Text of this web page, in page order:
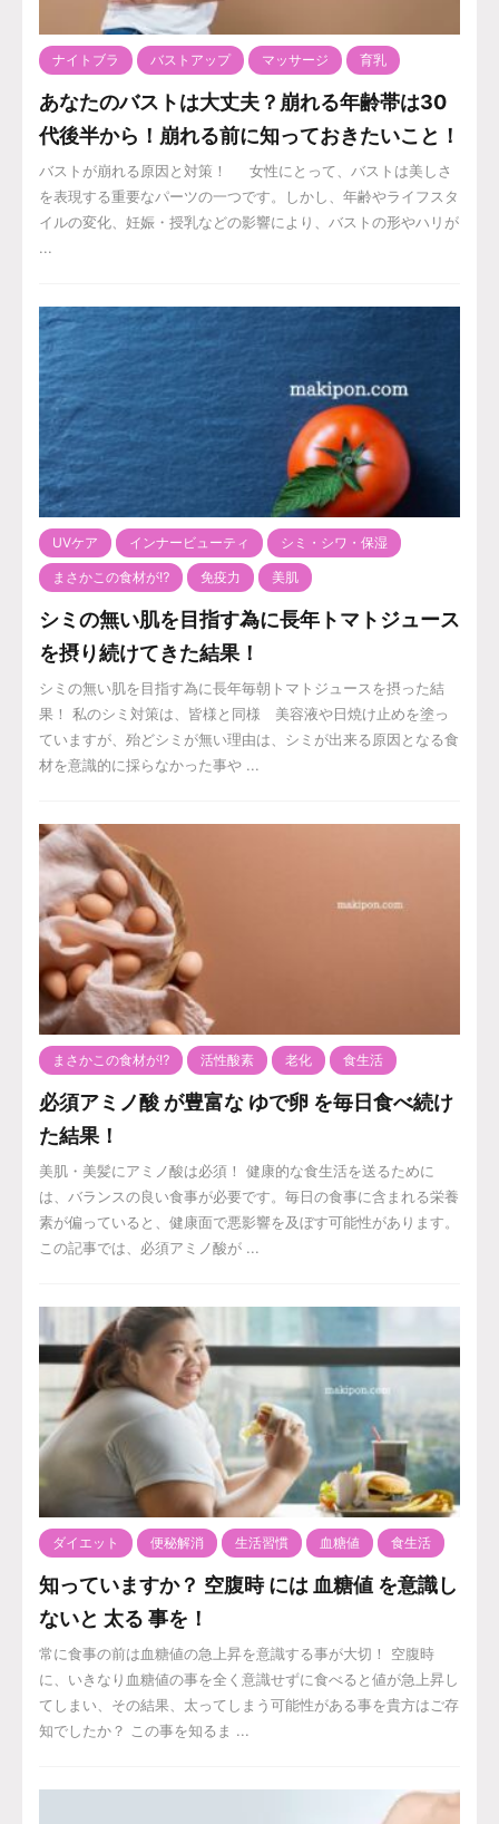
ナイトブラ バストアップ マッサージ 育乳
あなたのバストは大丈夫？崩れる年齢帯は30
代後半から！崩れる前に知っておきたいこと！
バストが崩れる原因と対策！ 女性にとって、バストは美しさ
を表現する重要なパーツの一つです。しかし、年齢やライフスタ
イルの変化、妊娠・授乳などの影響により、バストの形やハリが
...
UVケア インナービューティ シミ・シワ・保湿
まさかこの食材が⁉️ 免疫力 美肌
シミの無い肌を目指す為に長年トマトジュース
を摂り続けてきた結果！
シミの無い肌を目指す為に長年毎朝トマトジュースを摂った結
果！ 私のシミ対策は、皆様と同様 美容液や日焼け止めを塗っ
ていますが、殆どシミが無い理由は、シミが出来る原因となる食
材を意識的に採らなかった事や ...
まさかこの食材が⁉️ 活性酸素 老化 食生活
必須アミノ酸 が豊富な ゆで卵 を毎日食べ続け
た結果！
美肌・美髪にアミノ酸は必須！ 健康的な食生活を送るために
は、バランスの良い食事が必要です。毎日の食事に含まれる栄養
素が偏っていると、健康面で悪影響を及ぼす可能性があります。
この記事では、必須アミノ酸が ...
ダイエット 便秘解消 生活習慣 血糖値 食生活
知っていますか？ 空腹時 には 血糖値 を意識し
ないと 太る 事を！
常に食事の前は血糖値の急上昇を意識する事が大切！ 空腹時
に、いきなり血糖値の事を全く意識せずに食べると値が急上昇し
てしまい、その結果、太ってしまう可能性がある事を貴方はご存
知でしたか？ この事を知るま ...